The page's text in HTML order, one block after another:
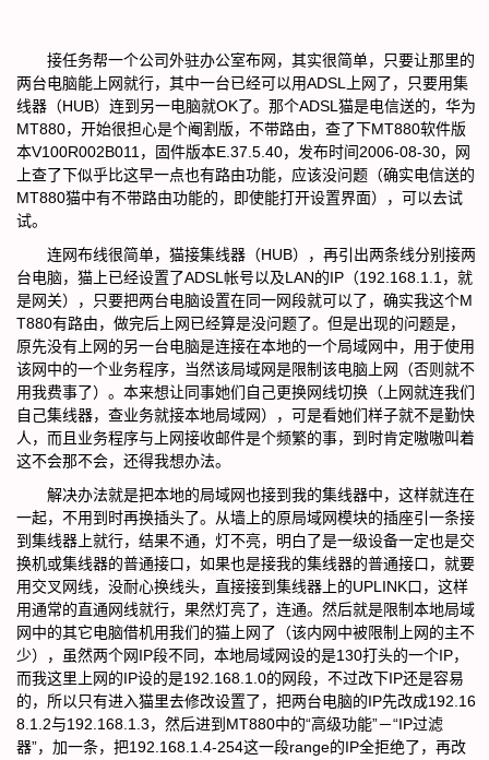
接任务帮一个公司外驻办公室布网，其实很简单，只要让那里的
两台电脑能上网就行，其中一台已经可以用ADSL上网了，只要用集
线器（HUB）连到另一电脑就OK了。那个ADSL猫是电信送的，华为
MT880，开始很担心是个阉割版，不带路由，查了下MT880软件版
本V100R002B011，固件版本E.37.5.40，发布时间2006-08-30，网
上查了下似乎比这早一点也有路由功能，应该没问题（确实电信送的
MT880猫中有不带路由功能的，即使能打开设置界面），可以去试
试。
连网布线很简单，猫接集线器（HUB），再引出两条线分别接两
台电脑，猫上已经设置了ADSL帐号以及LAN的IP（192.168.1.1，就
是网关），只要把两台电脑设置在同一网段就可以了，确实我这个M
T880有路由，做完后上网已经算是没问题了。但是出现的问题是，
原先没有上网的另一台电脑是连接在本地的一个局域网中，用于使用
该网中的一个业务程序，当然该局域网是限制该电脑上网（否则就不
用我费事了）。本来想让同事她们自己更换网线切换（上网就连我们
自己集线器，查业务就接本地局域网），可是看她们样子就不是勤快
人，而且业务程序与上网接收邮件是个频繁的事，到时肯定嗷嗷叫着
这不会那不会，还得我想办法。
解决办法就是把本地的局域网也接到我的集线器中，这样就连在
一起，不用到时再换插头了。从墙上的原局域网模块的插座引一条接
到集线器上就行，结果不通，灯不亮，明白了是一级设备一定也是交
换机或集线器的普通接口，如果也是接我的集线器的普通接口，就要
用交叉网线，没耐心换线头，直接接到集线器上的UPLINK口，这样
用通常的直通网线就行，果然灯亮了，连通。然后就是限制本地局域
网中的其它电脑借机用我们的猫上网了（该内网中被限制上网的主不
少），虽然两个网IP段不同，本地局域网设的是130打头的一个IP，
而我这里上网的IP设的是192.168.1.0的网段，不过改下IP还是容易
的，所以只有进入猫里去修改设置了，把两台电脑的IP先改成192.16
8.1.2与192.168.1.3，然后进到MT880中的“高级功能”－“IP过滤
器”，加一条，把192.168.1.4-254这一段range的IP全拒绝了，再改